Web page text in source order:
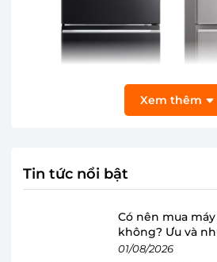
Dung tích 376 lít, thoải
Xem thêm
Tin tức nổi bật
Có nên mua
không? Ưu và
01/08/2026